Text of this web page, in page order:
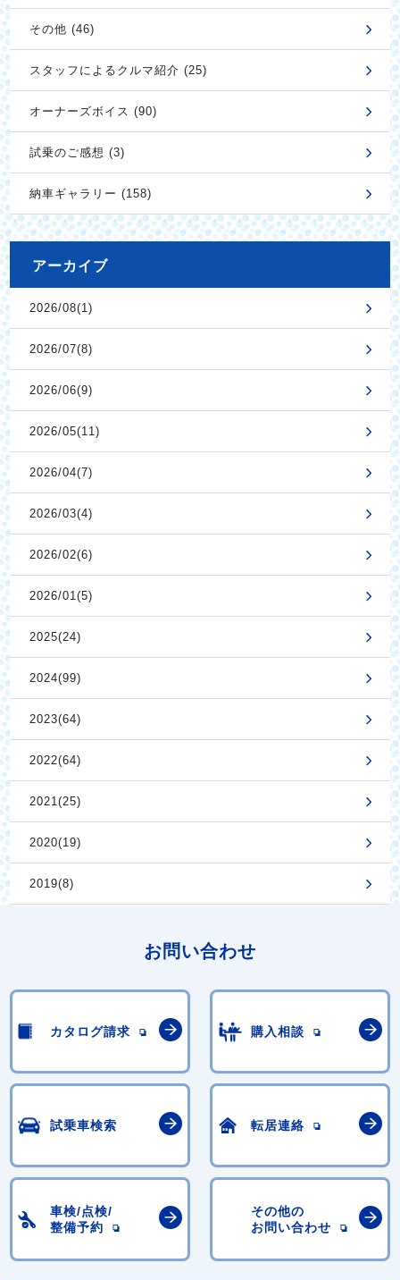
その他 (46)
スタッフによるクルマ紹介 (25)
オーナーズボイス (90)
試乗のご感想 (3)
納車ギャラリー (158)
アーカイブ
2026/08(1)
2026/07(8)
2026/06(9)
2026/05(11)
2026/04(7)
2026/03(4)
2026/02(6)
2026/01(5)
2025(24)
2024(99)
2023(64)
2022(64)
2021(25)
2020(19)
2019(8)
お問い合わせ
カタログ請求 購入相談
試乗車検索 転居連絡
車検/点検/
整備予約
その他の
お問い合わせ